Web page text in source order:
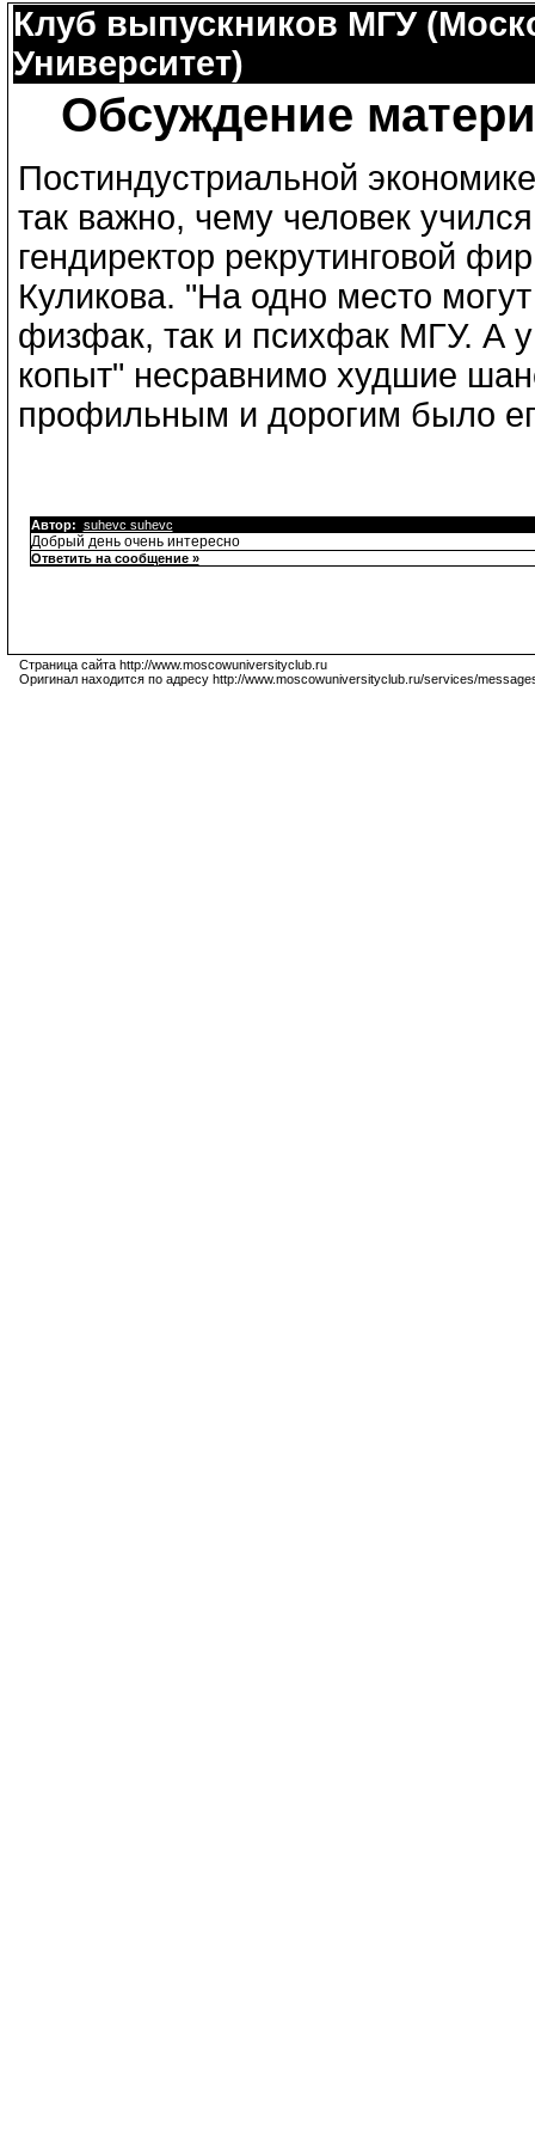
Клуб выпускников МГУ
Университет)
Обсуждение
Постиндустриальной
так важно, чему человек
гендиректор рекрутинговой
Куликова. "На одно место
физфак, так и психфак МГУ. А у
копыт" несравнимо худшие
профильным и дорогим было
Автор: suhevc suhevc
Добрый день очень интересно
Ответить на сообщение »
Страница сайта http://www.moscowuniversityclub.ru
Оригинал находится по адресу http://www.moscowuniversityclub.ru/services/